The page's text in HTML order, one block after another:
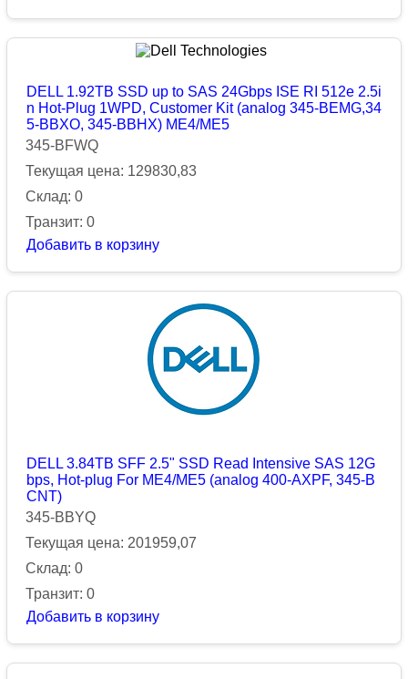
DELL 1.92TB SSD up to SAS 24Gbps ISE RI 512e 2.5i
n Hot-Plug 1WPD, Customer Kit (analog 345-BEMG,34
5-BBXO, 345-BBHX) ME4/ME5
345-BFWQ
Текущая цена: 129830,83
Склад: 0
Транзит: 0
Добавить в корзину
DELL 3.84TB SFF 2.5" SSD Read Intensive SAS 12G
bps, Hot-plug For ME4/ME5 (analog 400-AXPF, 345-B
CNT)
345-BBYQ
Текущая цена: 201959,07
Склад: 0
Транзит: 0
Добавить в корзину